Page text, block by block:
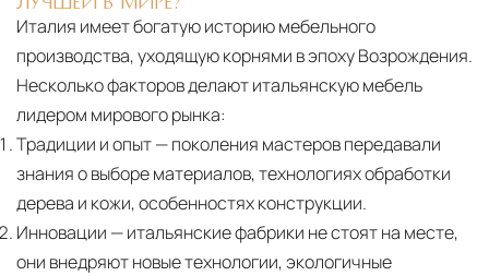
Италия имеет богатую историю мебельного
производства, уходящую корнями в эпоху Возрождения.
Несколько факторов делают итальянскую мебель
лидером мирового рынка:
Традиции и опыт— поколения мастеров передавали
знания о выборе материалов, технологиях обработки
дерева и кожи, особенностях конструкции.
Инновации — итальянские фабрики не стоят на месте,
они внедряют новые технологии, экологичные